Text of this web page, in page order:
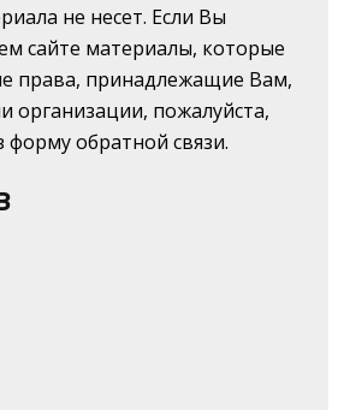
не несет. Если Вы
сайте материалы, которые
права, принадлежащие Вам,
организации, пожалуйста,
обратной связи.